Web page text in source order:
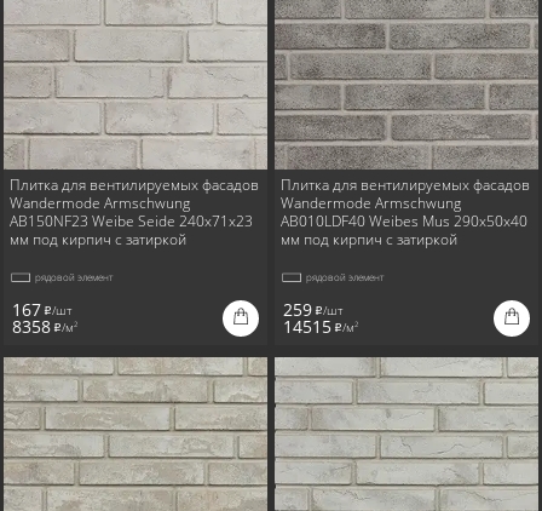
Плитка для вентилируемых фасадов
Wandermode Armschwung
AB150NF23 Weibe Seide 240x71x23
мм под кирпич с затиркой
рядовой элемент
167 i/шт
8358 i/м2
Плитка для вентилируемых фасадов
Wandermode Armschwung
AB010LDF40 Weibes Mus 290x50x40
мм под кирпич с затиркой
рядовой элемент
259 i/шт
14515 i/м2